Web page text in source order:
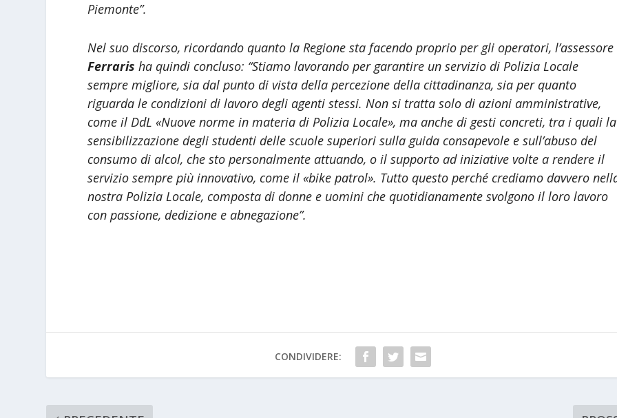
Piemonte”.
Nel suo discorso, ricordando quanto la Regione sta facendo proprio per gli operatori, l’assessore
Ferraris ha quindi concluso: “Stiamo lavorando per garantire un servizio di Polizia Locale
sempre migliore, sia dal punto di vista della percezione della cittadinanza, sia per quanto
riguarda le condizioni di lavoro degli agenti stessi. Non si tratta solo di azioni amministrative,
come il DdL «Nuove norme in materia di Polizia Locale», ma anche di gesti concreti, tra i quali la
sensibilizzazione degli studenti delle scuole superiori sulla guida consapevole e sull’abuso del
consumo di alcol, che sto personalmente attuando, o il supporto ad iniziative volte a rendere il
servizio sempre più innovativo, come il «bike patrol». Tutto questo perché crediamo davvero
nostra Polizia Locale, composta di donne e uomini che quotidianamente svolgono il loro lavoro
con passione, dedizione e abnegazione”.
CONDIVIDERE: